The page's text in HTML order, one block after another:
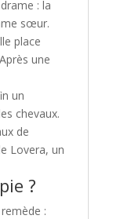
: la
sœur.
place
une
un
chevaux.
de
Lovera, un
?
: